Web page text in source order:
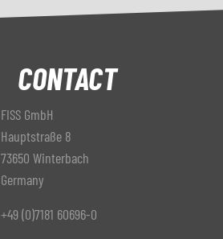
CONTACT
FISS GmbH
Hauptstraße 8
73650 Winterbach
Germany
+49 (0)7181 60696-0